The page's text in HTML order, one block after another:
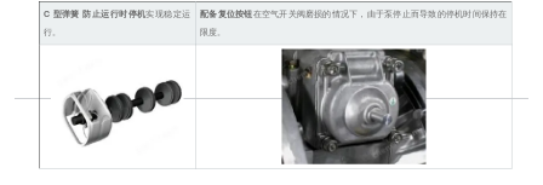
C 型弹簧 防止运行时停机实现稳定运
行。
配备复位按钮在空气开关阀磨损的情况下，由于泵停止而导致的停机时间保持在
限度。